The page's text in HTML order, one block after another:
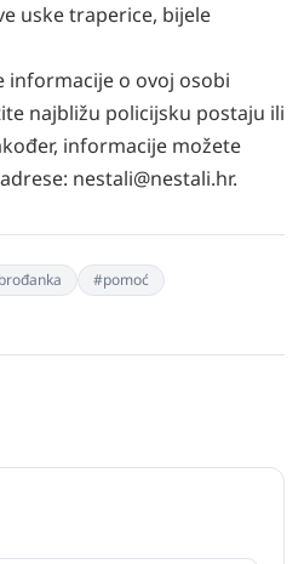
uske traperice, bijele
informacije o ovoj osobi
najbližu policijsku postaju ili
informacije možete
nestali@nestali.hr.
brođanka #pomoć